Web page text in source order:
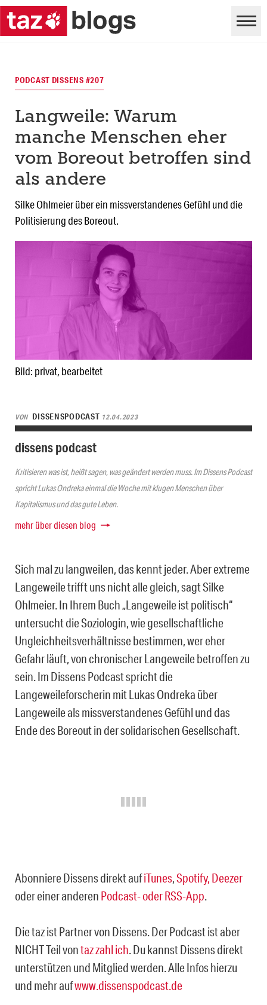
Bild: privat, bearbeitet
PODCAST DISSENS #207
Langweile: Warum
manche Menschen eher
vom Boreout betroffen sind
als andere
Silke Ohlmeier über ein missverstandenes Gefühl und die
Politisierung des Boreout.
VON DISSENSPODCAST 12.04.2023
dissens podcast
Kritisieren was ist, heißt sagen, was geändert werden muss. Im Dissens Podcast
spricht Lukas Ondreka einmal die Woche mit klugen Menschen über
Kapitalismus und das gute Leben.
mehr über diesen blog
Sich mal zu langweilen, das kennt jeder. Aber extreme
Langeweile trifft uns nicht alle gleich, sagt Silke
Ohlmeier. In Ihrem Buch „Langeweile ist politisch“
untersucht die Soziologin, wie gesellschaftliche
Ungleichheitsverhältnisse bestimmen, wer eher
Gefahr läuft, von chronischer Langeweile betroffen zu
sein. Im Dissens Podcast spricht die
Langeweileforscherin mit Lukas Ondreka über
Langeweile als missverstandenes Gefühl und das
Ende des Boreout in der solidarischen Gesellschaft.
Abonniere Dissens direkt aufiTunes,Spotify, Deezer
oder einer anderen Podcast- oder RSS-App.
Die taz ist Partner von Dissens. Der Podcast ist aber
NICHT Teil vontaz zahl ich. Du kannst Dissens direkt
unterstützen und Mitglied werden. Alle Infos hierzu
und mehr aufwww.dissenspodcast.de